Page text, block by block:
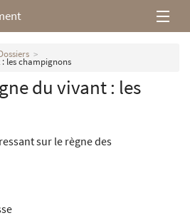
les champignons
du vivant : les
sur le règne des